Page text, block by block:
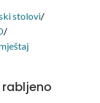
stolovi/
/